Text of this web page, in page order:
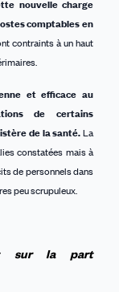
nouvelle charge
comptables en
contraints à un haut
et efficace au
sde certains
de la santé.La
constatées mais à
de personnels dans
peu scrupuleux.
sur la part